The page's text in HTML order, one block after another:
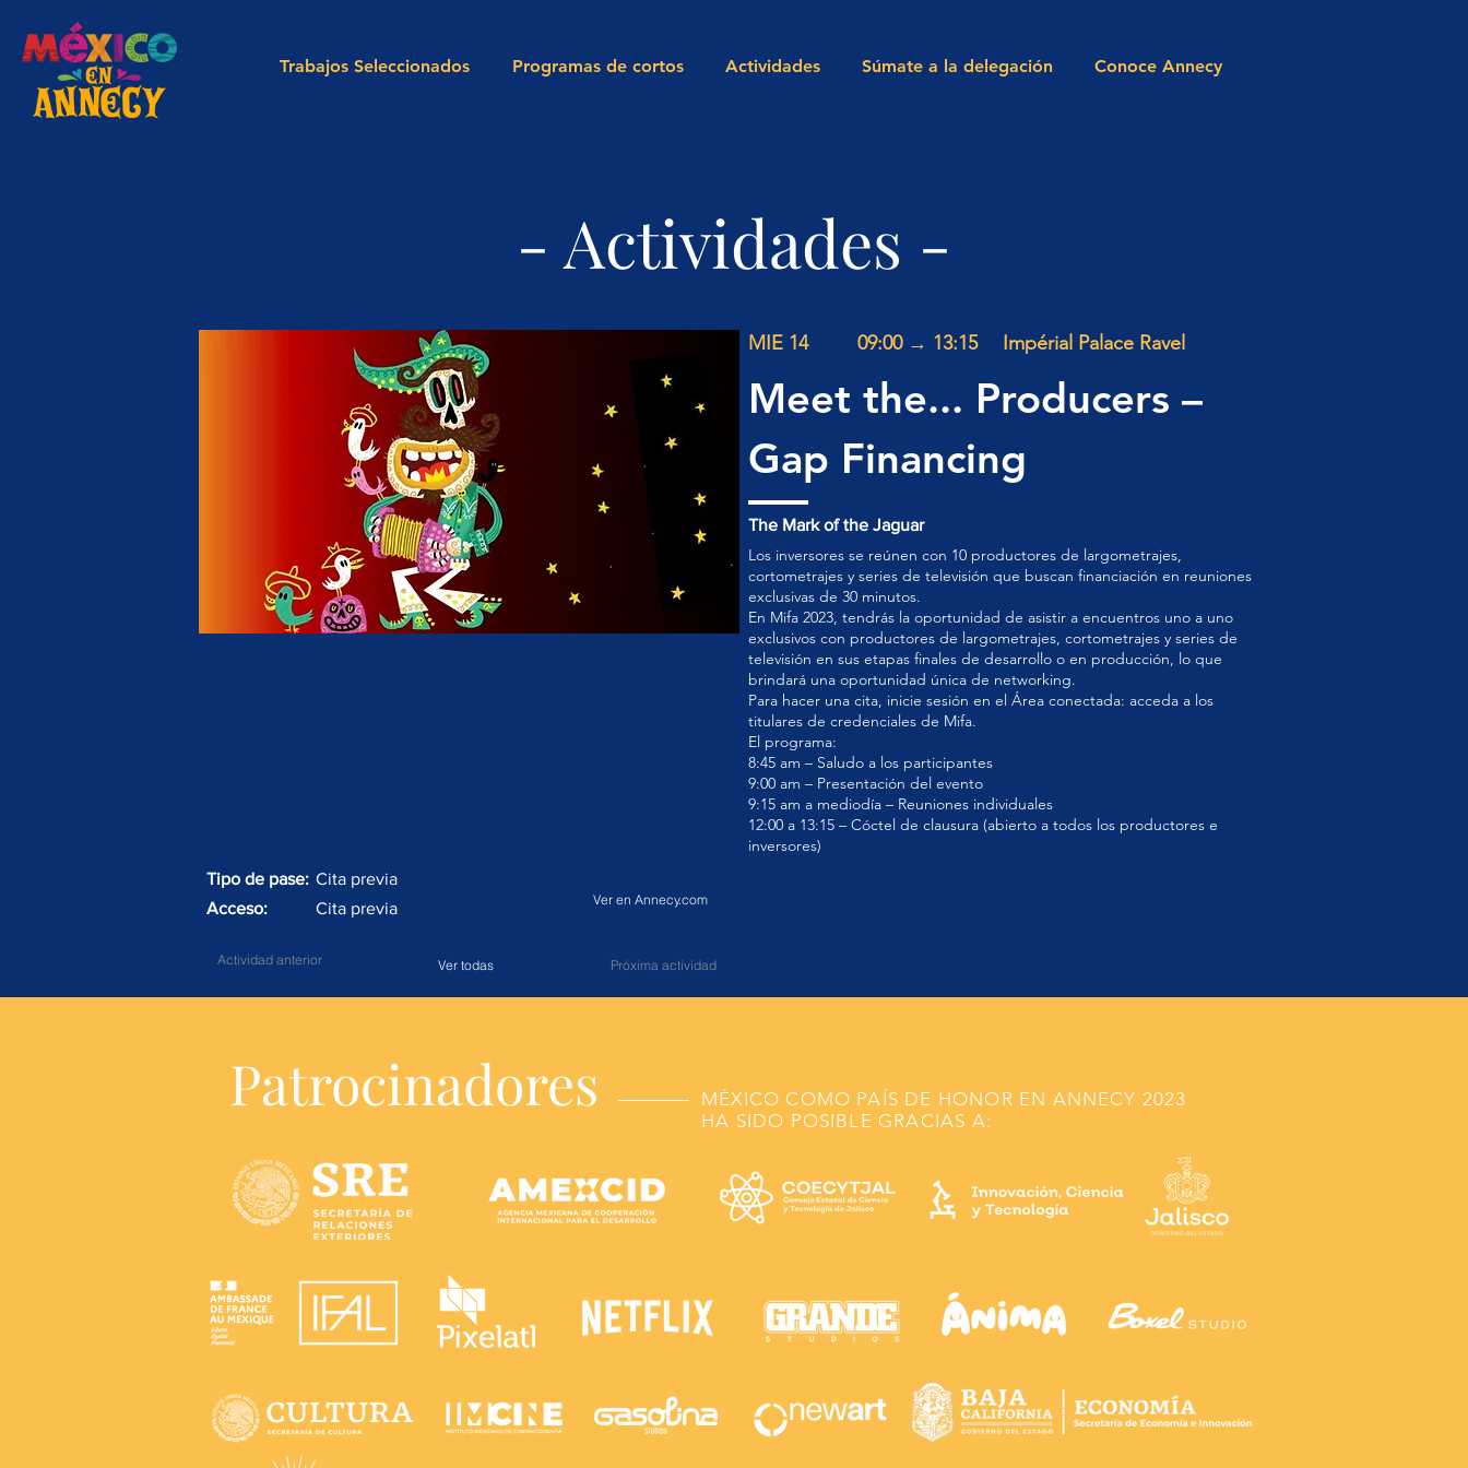
Trabajos Seleccionados Programas de cortos Actividades Súmate a la delegación Conoce Annecy
- Actividades -
MIE 14 09:00 → 13:15 Impérial Palace Ravel
Meet the... Producers –
Gap Financing
The Mark of the Jaguar
Los inversores se reúnen con 10 productores de largometrajes,
cortometrajes y series de televisión que buscan financiación en reuniones
exclusivas de 30 minutos.
En Mifa 2023, tendrás la oportunidad de asistir a encuentros uno a uno
exclusivos con productores de largometrajes, cortometrajes y series de
televisión en sus etapas finales de desarrollo o en producción, lo que
brindará una oportunidad única de networking.
Para hacer una cita, inicie sesión en el Área conectada: acceda a los
titulares de credenciales de Mifa.
El programa:
8:45 am – Saludo a los participantes
9:00 am – Presentación del evento
9:15 am a mediodía – Reuniones individuales
12:00 a 13:15 – Cóctel de clausura (abierto a todos los productores e
inversores)
Tipo de pase: Cita previa
Acceso:
Cita previa Ver en Annecy.com
Actividad anterior Ver todas Próxima actividad
Patrocinadores
MÉXICO COMO PAÍS DE HONOR EN ANNECY 2023
HA SIDO POSIBLE GRACIAS A: